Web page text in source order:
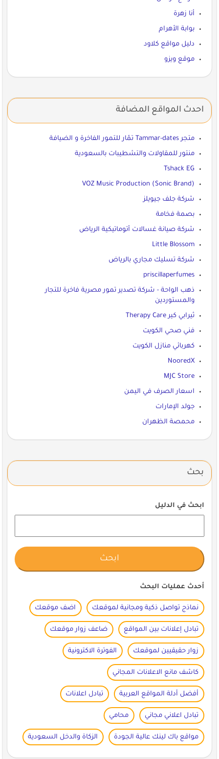
أنا زهرة
بوابة الأهرام
دليل مواقع كلاود
موقع ويزو
احدث المواقع المضافة
متجر Tammar-dates تمّار للتمور الفاخرة و الضيافة
منتور للمقاولات والتشطيبات بالسعودية
Tshack EG
VOZ Music Production (Sonic Brand)
شركة جلف جيويلز
بصمة فخامة
شركة صيانة غسالات أتوماتيكية الرياض
Little Blossom
شركة تسليك مجاري بالرياض
priscillaperfumes
ذهب الواحة - شركة تصدير تمور مصرية فاخرة للتجار
والمستوردين
ثيرابي كير Therapy Care
فني صحي الكويت
كهربائي منازل الكويت
NooredX
MJC Store
اسعار الصرف في اليمن
جولد الإمارات
محمصة الظهران
بحث
ابحث في الدليل
أحدث عمليات البحث
نماذج تواصل ذكية ومجانية لموقعك اضف موقعك
تبادل إعلانات بين المواقع ضاعف زوار موقعك
زوار حقيقيين لموقعك الفوترة الاكترونية
كاشف مانع الاعلانات المجاني
أفضل أدلة المواقع العربية تبادل اعلانات
تبادل اعلاني مجاني محامي
مواقع باك لينك عالية الجودة الزكاة والدخل السعودية